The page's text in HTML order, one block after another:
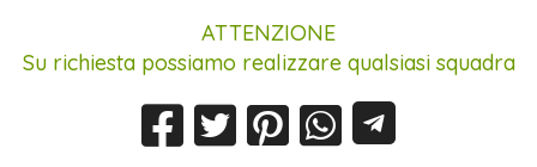
ATTENZIONE
Su richiesta possiamo realizzare qualsiasi squadra